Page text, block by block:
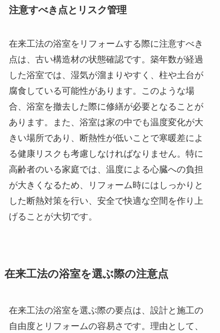
注意すべき点とリスク管理
在来工法の浴室をリフォームする際に注意すべき
点は、古い構造材の状態確認です。築年数が経過
した浴室では、湿気が溜まりやすく、柱や土台が
腐食している可能性があります。このような場
合、浴室を撤去した際に修繕が必要となることが
あります。また、浴室は家の中でも温度変化が大
きい場所であり、断熱性が低いことで寒暖差によ
る健康リスクも考慮しなければなりません。特に
高齢者のいる家庭では、温度による心臓への負担
が大きくなるため、リフォーム時にはしっかりと
した断熱対策を行い、安全で快適な空間を作り上
げることが大切です。
在来工法の浴室を選ぶ際の注意点
在来工法の浴室を選ぶ際の要点は、設計と施工の
自由度とリフォームの容易さです。理由として、